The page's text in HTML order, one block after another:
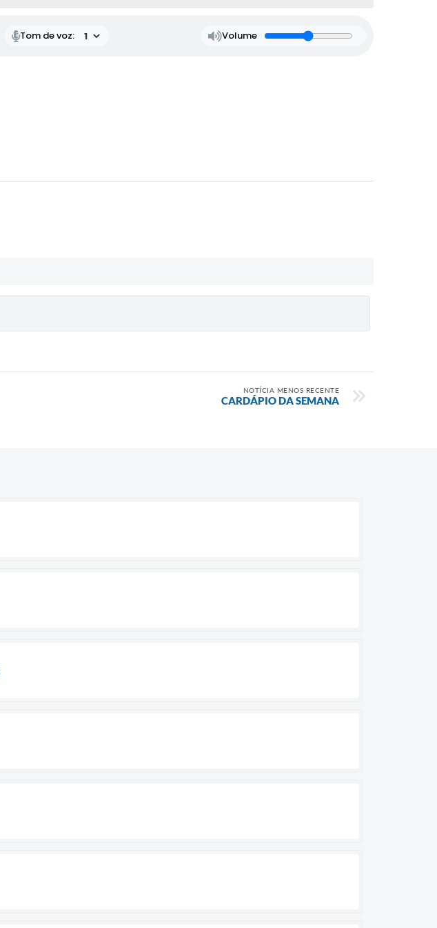
Tom de voz: Volume
NOTÍCIA MENOS RECENTE
CARDÁPIO DA SEMANA